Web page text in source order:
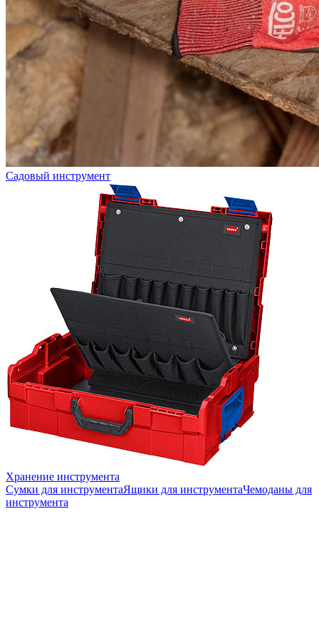
Садовый инструмент
Хранение инструмента
Сумки для инструментаЯщики для инструментаЧемоданы для
инструмента